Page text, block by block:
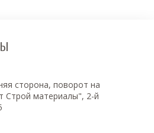
сторона, поворот на
Строй материалы", 2-й